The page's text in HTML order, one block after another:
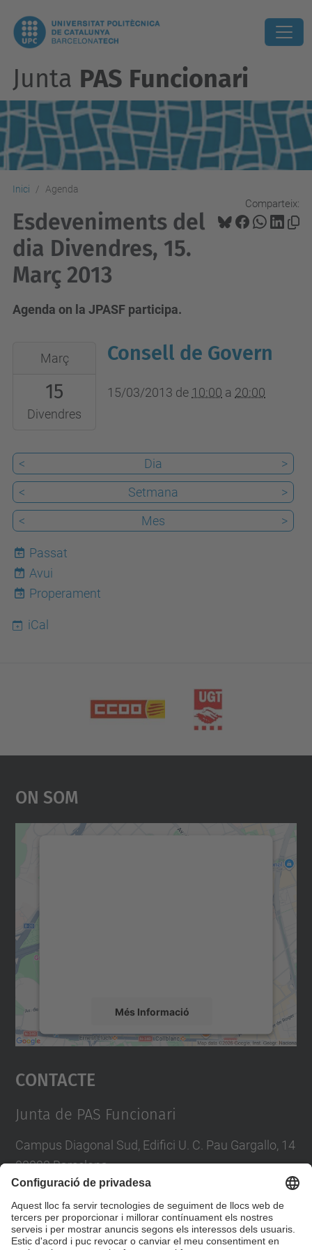
Junta PAS Funcionari
Inici Agenda
Comparteix:
Esdeveniments del
dia Divendres, 15.
Març 2013
Agenda on la JPASF participa.
2013-
15T10:00:00+01:00
2013-
15T20:00:00+01:00
Fundació
UPC
Març
15
Divendres
Consell de Govern
15/03/2013 de 10:00 a 20:00
< Dia
>
<
Setmana
>
<
Mes >
Passat
7
Avui
Properament
iCal
On Som
Més Informació
Accepta
powered by
Contacte
Junta de PAS Funcionari
Campus Diagonal Sud, Edifici U. C. Pau Gargallo, 14
08028 Barcelona
E-mail :junta.pasf@upc.edu